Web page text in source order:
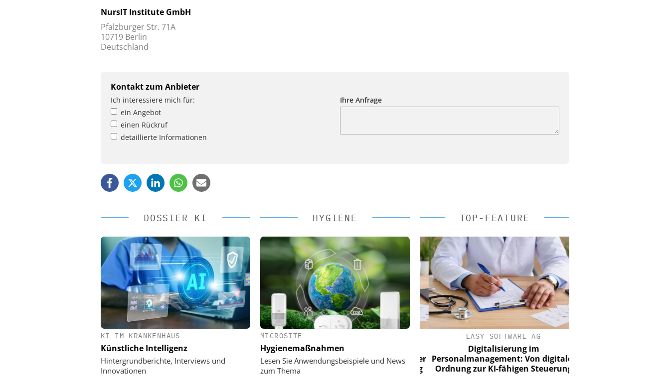
NursIT Institute GmbH
Pfalzburger Str. 71A
10719 Berlin
Deutschland
Kontakt zum Anbieter
Ich interessiere mich für:
ein Angebot
einen Rückruf
detaillierte Informationen
Ihre Anfrage
DOSSIER KI
KI IM KRANKENHAUS
Künstliche Intelligenz
Hintergrundberichte, Interviews und
Innovationen
HYGIENE
MICROSITE
Hygienemaßnahmen
Lesen Sie Anwendungsbeispiele und News
zum Thema
TOP-FEATURE
EASY SOFTWARE AG
Digitalisierung im
Personalmanagement: Von digitaler
Ordnung zur KI-fähigen Steuerung
Digitalisierung im
Personalmanagement: Von digitaler
Ordnung zur KI-fähigen Steuerung
EASY SOFTWARE AG
Digitalisierung im
Personalmanagement: Von digitaler
Ordnung zur KI-fähigen Steuerung